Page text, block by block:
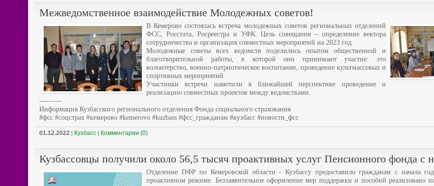
Межведомственное взаимодействие Молодежных советов!
В Кемерово состоялась встреча молодежных советов региональных отделений
ФСС, Росстата, Росреестра и УФК. Цель совещания – определение вектора
сотрудничества и организация совместных мероприятий на 2023 год.
Молодежные советы всех ведомств поделились опытом общественной и
благотворительной работы, в которой они принимают участие: это
волонтерство, военно-патриотическое воспитание, проведение культмассовых и
спортивных мероприятий.
Участники встречи наметили в ближайшей перспективе проведение и
реализацию совместных проектов между ведомствами.
---------
Информация Кузбасского регионального отделения Фонда социального страхования
#фсс #соцстрах #кемерово #kemerovo #kuzbass #фсс_гражданам #кузбасс #новости_фсс
01.12.2022 Кузбасс Комментарии (0)
Кузбассовцы получили около 56,5 тысяч проактивных услуг Пенсионного фонда с
Отделение ПФР по Кемеровской области - Кузбассу предоставило гражданам с начала
проактивном режиме. Беззаявительное оформление мер поддержки и пособий реализовано